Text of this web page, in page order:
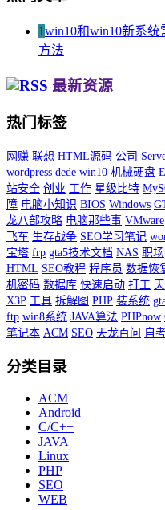
1win10和win10新系
方法
最新资源
热门标签
网赚 联想 HTML源码 公司
wordpress dede win10 机械硬盘
站安全 创业 工作 星级比特
障 电脑小知识 BIOS Windows
龙八部攻略 电脑那些事 VMware
飞车 生存战争 SEO学习笔记
宝塔 frp gta5技术文档 NAS 职场
HTML SEO教程 程序员 数据恢
机密码 数据库 快速启动 打工
X3P 工具 拆解图 PHP 装系统
ftp win8系统 JAVA算法 PHPnow
笔记本 ACM SEO 天龙百问 自
分类目录
ACM
Android
C/C++
JAVA
Linux
PHP
SEO
WEB